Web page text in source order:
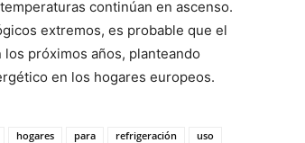
continúan en ascenso.
extremos, es probable que el
próximos años, planteando
en los hogares europeos.
hogares para refrigeración uso